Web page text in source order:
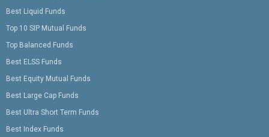
Best Liquid Funds
Top 10 SIP Mutual Funds
Top Balanced Funds
Best ELSS Funds
Best Equity Mutual Funds
Best Large Cap Funds
Best Ultra Short Term Funds
Best Index Funds